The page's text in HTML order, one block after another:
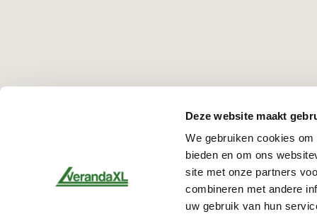
Deze website maakt
We gebruiken cookies
bieden en om ons
site met onze partners
combineren met andere
uw gebruik van hun